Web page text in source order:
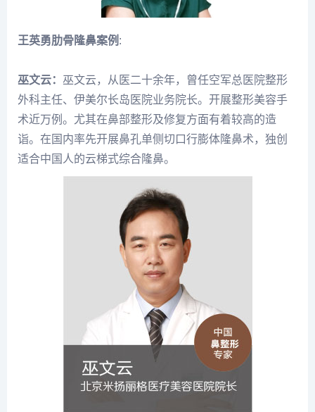
王英勇肋骨隆鼻案例 :
巫文云： 巫文云，从医二十余年，曾任空军总医院整形
外科主任、伊美尔长岛医院业务院长。开展整形美容手
术近万例。尤其在鼻部整形及修复方面有着较高的造
诣。在国内率先开展鼻孔单侧切口行膨体隆鼻术，独创
适合中国人的云梯式综合隆鼻。